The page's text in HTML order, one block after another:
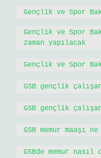
Gençlik ve Spor
Gençlik ve Spor
zaman yapılacak
Gençlik ve Spor
GSB gençlik
GSB gençlik
GSB memur maaşı
GSBde memur nasıl